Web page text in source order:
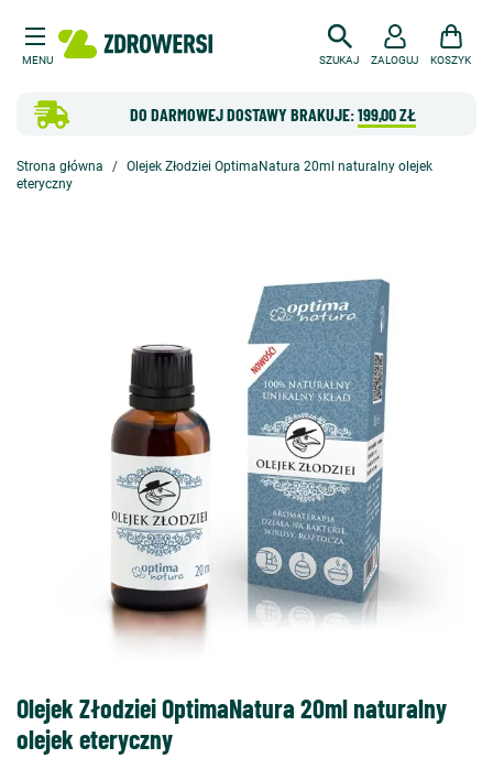
MENU SZUKAJ
DO DARMOWEJ DOSTAWY BRAKUJE:199,00 ZŁ
ZALOGUJ KOSZYK
Strona główna
Olejek Złodziei OptimaNatura 20ml naturalny olejek
eteryczny
Olejek Złodziei OptimaNatura 20ml naturalny
olejek eteryczny